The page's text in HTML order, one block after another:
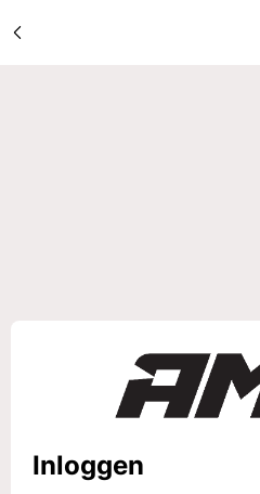
Inloggen